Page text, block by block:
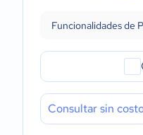
Funcionalidades de
Consultar sin